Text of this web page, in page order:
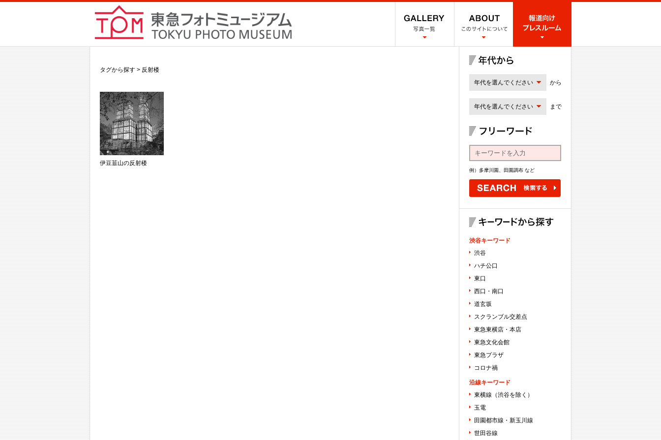
タグから探す > 反射楼
伊豆韮山の反射楼
年代を選んでください から
年代を選んでください まで
例）多摩川園、田園調布 など
渋谷キーワード
渋谷
ハチ公口
東口
西口・南口
道玄坂
スクランブル交差点
東急東横店・本店
東急文化会館
東急プラザ
コロナ禍
沿線キーワード
東横線（渋谷を除く）
玉電
田園都市線・新玉川線
世田谷線